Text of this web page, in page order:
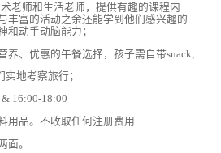
老师和生活老师，提供有趣的课程内
丰富的活动之余还能学到他们感兴趣的
和动手动脑能力；
养、优惠的午餐选择，孩子需自带snack;
实地考察旅行；
16:00-18:00
用品。不收取任何注册费用
面。